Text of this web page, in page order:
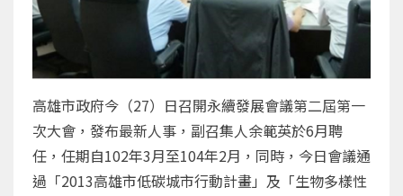
高雄市政府今（27）日召開永續發展會議第二屆第一
次大會，發布最新人事，副召集人余範英於6月聘
任，任期自102年3月至104年2月，同時，今日會議通
過「2013高雄市低碳城市行動計畫」及「生物多樣性